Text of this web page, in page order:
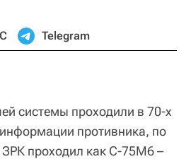
Telegram
системы проходили в 70-х
противника, по
проходил как С-75М6 –